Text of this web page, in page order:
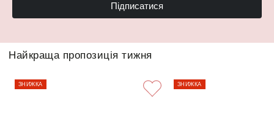
Підписатися
Найкраща пропозиція тижня
ЗНИЖКА ЗНИЖКА